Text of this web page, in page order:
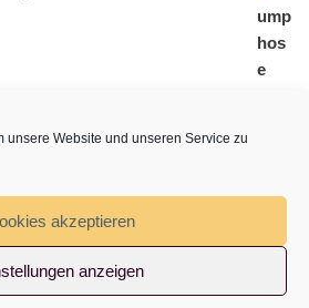
unsere Website und unseren Service zu
akzeptieren
anzeigen